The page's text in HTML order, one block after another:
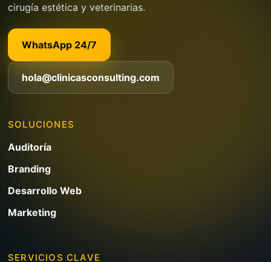
cirugía estética y veterinarias.
WhatsApp 24/7
hola@clinicasconsulting.com
SOLUCIONES
Auditoría
Branding
Desarrollo Web
Marketing
SERVICIOS CLAVE